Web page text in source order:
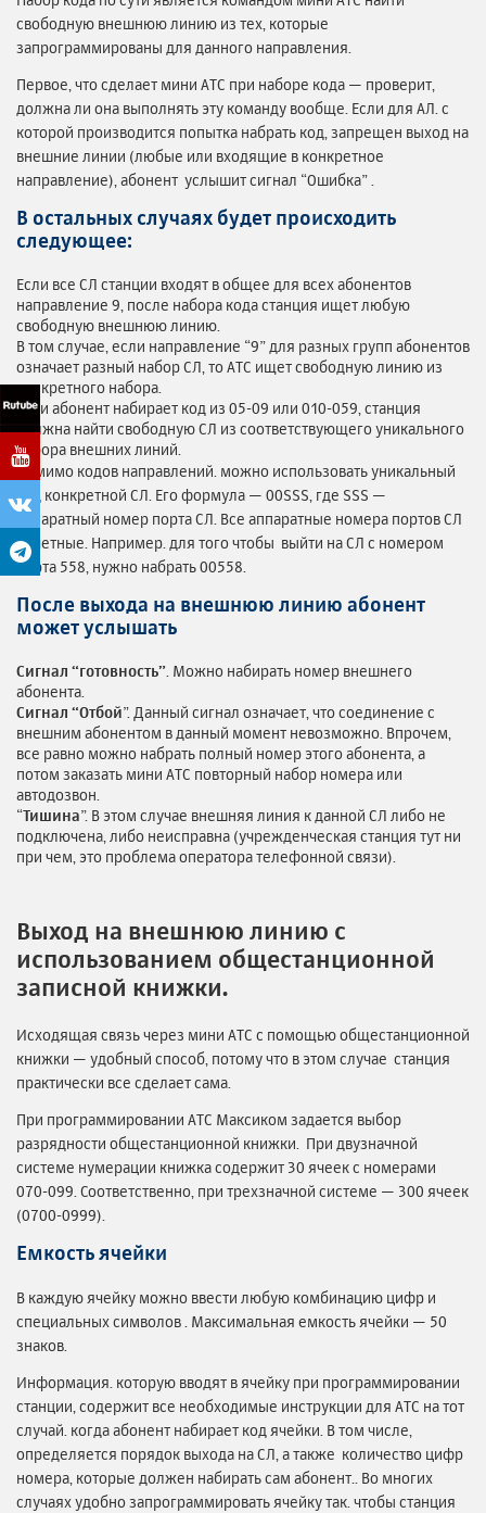
свободную внешнюю линию из тех, которые
запрограммированы для данного направления.
Первое, что сделает мини АТС при наборе кода — проверит,
должна ли она выполнять эту команду вообще. Если для АЛ. с
которой производится попытка набрать код, запрещен выход на
внешние линии (любые или входящие в конкретное
направление), абонент услышит сигнал “Ошибка” .
В остальных случаях будет происходить
следующее:
Если все СЛ станции входят в общее для всех абонентов
направление 9, после набора кода станция ищет любую
свободную внешнюю линию.
В том случае, если направление “9” для разных групп абонентов
означает разный набор СЛ, то АТС ищет свободную линию из
конкретного набора.
Если абонент набирает код из 05-09 или 010-059, станция
должна найти свободную СЛ из соответствующего уникального
набора внешних линий.
Помимо кодов направлений. можно использовать уникальный
код конкретной СЛ. Его формула — 00SSS, где SSS —
аппаратный номер порта СЛ. Все аппаратные номера портов СЛ
— четные. Например. для того чтобы выйти на СЛ с номером
порта 558, нужно набрать 00558.
После выхода на внешнюю линию абонент
может услышать
Сигнал “готовность” . Можно набирать номер внешнего
абонента.
Сигнал “Отбой”. Данный сигнал означает, что соединение с
внешним абонентом в данный момент невозможно. Впрочем,
все равно можно набрать полный номер этого абонента, а
потом заказать мини АТС повторный набор номера или
автодозвон.
“Тишина”. В этом случае внешняя линия к данной СЛ либо не
подключена, либо неисправна (учрежденческая станция тут ни
при чем, это проблема оператора телефонной связи).
Выход на внешнюю линию с
использованием общестанционной
записной книжки.
Исходящая связь через мини АТС с помощью общестанционной
книжки — удобный способ, потому что в этом случае станция
практически все сделает сама.
При программировании АТС Максиком задается выбор
разрядности общестанционной книжки. При двузначной
системе нумерации книжка содержит 30 ячеек с номерами
070-099. Соответственно, при трехзначной системе — 300 ячеек
(0700-0999).
Емкость ячейки
В каждую ячейку можно ввести любую комбинацию цифр и
специальных символов . Максимальная емкость ячейки — 50
знаков.
Информация. которую вводят в ячейку при программировании
станции, содержит все необходимые инструкции для АТС на тот
случай. когда абонент набирает код ячейки. В том числе,
определяется порядок выхода на СЛ, а также количество цифр
номера, которые должен набирать сам абонент.. Во многих
случаях удобно запрограммировать ячейку так. чтобы станция